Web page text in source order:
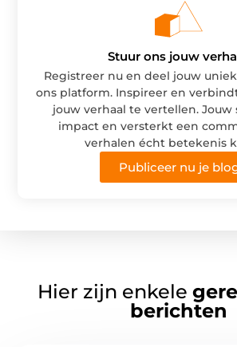
Stuur ons jouw
Registreer nu en deel jouw
ons platform. Inspireer en
jouw verhaal te vertellen. Jouw
impact en versterkt een
verhalen écht betekenis
Publiceer nu je
Hier zijn enkele
berichten